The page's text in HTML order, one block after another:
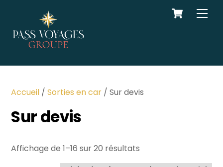
content
Cart
Accueil /Sorties en car / Sur devis
Sur devis
Affichage de 1–16 sur 20 résultats
du